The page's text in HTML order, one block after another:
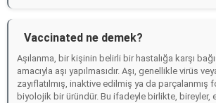
Vaccinated ne demek?
Aşılanma, bir kişinin belirli bir hastalığa karşı
amacıyla aşı yapılmasıdır. Aşı, genellikle virüs
zayıflatılmış, inaktive edilmiş ya da parçalanmış
biyolojik bir üründür. Bu ifadeyle birlikte, bireyler,